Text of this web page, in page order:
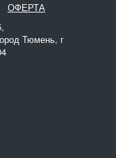
ОФЕРТА
Тюмень, г